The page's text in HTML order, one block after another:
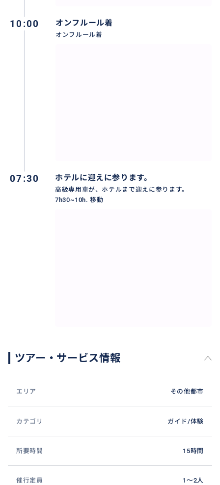
ルマンディー地方らしい木組みの民家や深い青色の板
石にファサードが覆われた建物。
10:00 オンフルール着
オンフルール着
07:30 ホテルに迎えに参ります。
高級専用車が、ホテルまで迎えに参ります。
7h30~10h. 移動
ツアー・サービス情報
エリア その他都市
カテゴリ ガイド/体験
所要時間 15時間
催行定員 1〜2人